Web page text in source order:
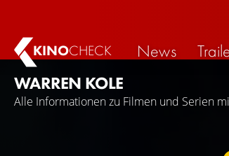
KINOCHECK News
WARREN KOLE
Alle Informationen zu Filmen und Serien